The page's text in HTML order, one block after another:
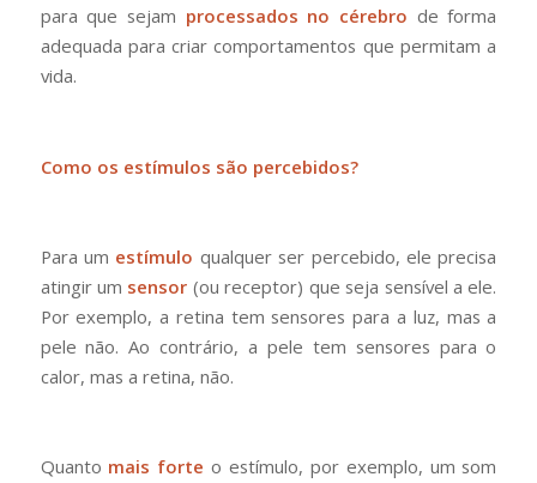
para que sejam processados no cérebro de forma
adequada para criar comportamentos que permitam a
vida.
Como os estímulos são percebidos?
Para um estímulo qualquer ser percebido, ele precisa
atingir um sensor (ou receptor) que seja sensível a ele.
Por exemplo, a retina tem sensores para a luz, mas a
pele não. Ao contrário, a pele tem sensores para o
calor, mas a retina, não.
Quanto mais forte o estímulo, por exemplo, um som